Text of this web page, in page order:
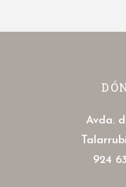
Avda.
924